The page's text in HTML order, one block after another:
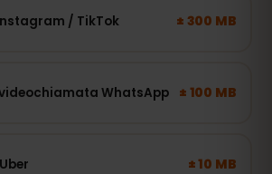
/ TikTok ± 300 MB
WhatsApp ± 100 MB
± 10 MB